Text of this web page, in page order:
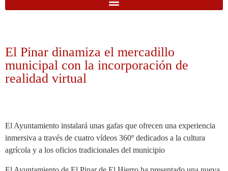
El Pinar dinamiza el mercadillo
municipal con la incorporación de
realidad virtual
El Ayuntamiento instalará unas gafas que ofrecen una experiencia
inmersiva a través de cuatro vídeos 360º dedicados a la cultura
agrícola y a los oficios tradicionales del municipio